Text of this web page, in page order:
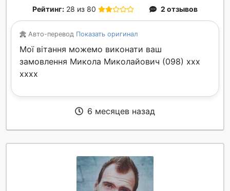
Рейтинг: 28 из 80 2 отзывов
Авто-перевод Показать оригинал
Мої вітання можемо виконати ваш
замовлення Микола Миколайович (098) xxx
xxxx
6 месяцев назад